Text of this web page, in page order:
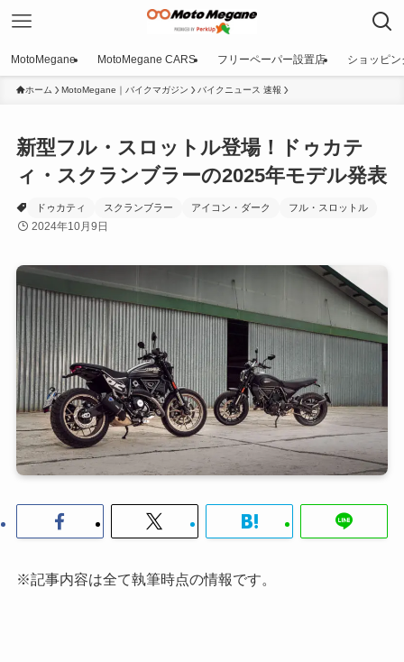
MotoMegane MotoMegane CARS フリーペーパー設置店 ショッピン
ホーム MotoMegane｜バイクマガジン バイクニュース 速報
新型フル・スロットル登場！ドゥカテ
ィ・スクランブラーの2025年モデル発表
ドゥカティ スクランブラー アイコン・ダーク フル・スロットル
2024年10月9日
※記事内容は全て執筆時点の情報です。